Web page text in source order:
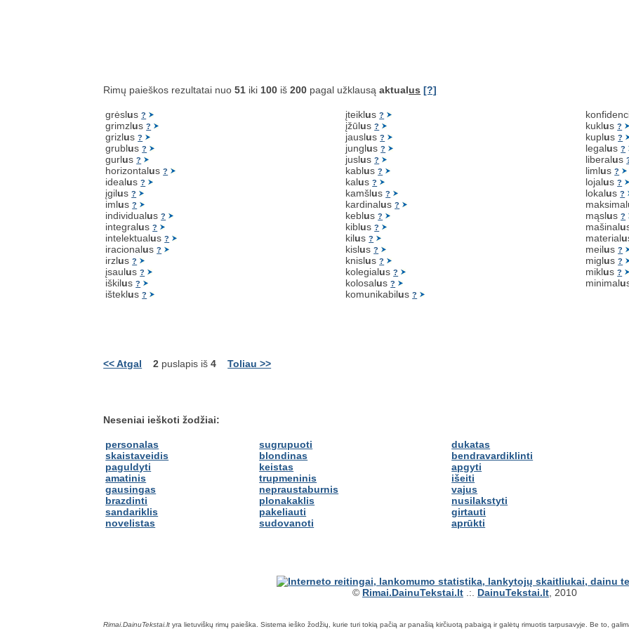
Rimų paieškos rezultatai nuo51 iki 100 iš200 pagal užklausąaktualus [?]
grėslus?
grimzlus?
grizlus?
grublus?
gurlus?
horizontalus?
idealus?
įgilus?
imlus?
individualus?
integralus?
intelektualus?
iracionalus?
irzlus?
įsaulus?
iškilus?
išteklus?
įteiklus?
įžūlus?
jauslus?
junglus?
juslus?
kablus?
kalus?
kamšlus?
kardinalus?
keblus?
kiblus?
kilus?
kislus?
knislus?
kolegialus?
kolosalus?
komunikabilus?
kuklus?
kuplus?
legalus?
liberalus
limlus?
lojalus?
lokalus?
maksimal
mąslus?
mašinalu
materialu
meilus?
miglus?
miklus?
minimalu
<< Atgal 2 puslapis iš4 Toliau >>
Neseniai ieškoti žodžiai:
personalas
skaistaveidis
paguldyti
amatinis
gausingas
brazdinti
sandariklis
novelistas
sugrupuoti
blondinas
keistas
trupmeninis
nepraustaburnis
plonakaklis
pakeliauti
sudovanoti
dukatas
bendravardiklinti
apgyti
išeiti
vajus
nusilakstyti
girtauti
aprūkti
© Rimai.DainuTekstai.lt .:. DainuTekstai.lt , 2010
Rimai.DainuTekstai.lt yra lietuviškų rimų paieška. Sistema ieško žodžių, kurie turi tokią pačią ar panašią kirčiuotą pabaigą ir galėtų rimuotis tarpusavyje. Be to,